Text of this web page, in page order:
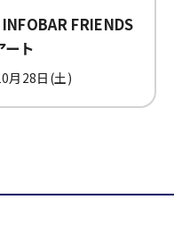
FRIENDS
ート
月28日(土)